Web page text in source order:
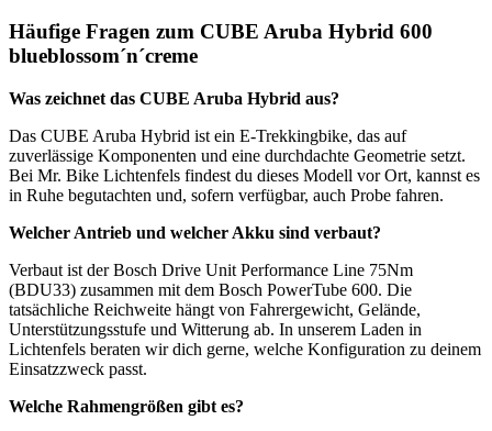
Häufige Fragen zum CUBE Aruba Hybrid 600
blueblossom´n´creme
Was zeichnet das CUBE Aruba Hybrid aus?
Das CUBE Aruba Hybrid ist ein E-Trekkingbike, das auf
zuverlässige Komponenten und eine durchdachte Geometrie setzt.
Bei Mr. Bike Lichtenfels findest du dieses Modell vor Ort, kannst es
in Ruhe begutachten und, sofern verfügbar, auch Probe fahren.
Welcher Antrieb und welcher Akku sind verbaut?
Verbaut ist der Bosch Drive Unit Performance Line 75Nm
(BDU33) zusammen mit dem Bosch PowerTube 600. Die
tatsächliche Reichweite hängt von Fahrergewicht, Gelände,
Unterstützungsstufe und Witterung ab. In unserem Laden in
Lichtenfels beraten wir dich gerne, welche Konfiguration zu deinem
Einsatzzweck passt.
Welche Rahmengrößen gibt es?